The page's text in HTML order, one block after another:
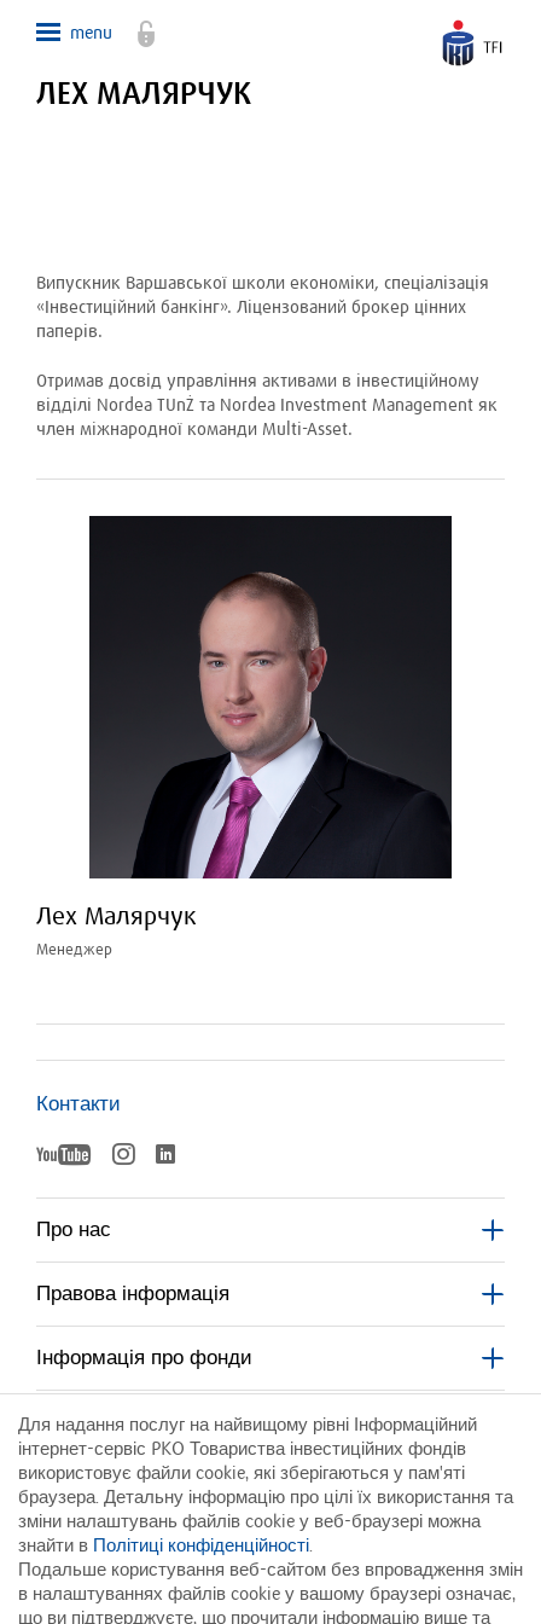
ЛЕХ МАЛЯРЧУК
Випускник Варшавської школи економіки, спеціалізація
«Інвестиційний банкінг». Ліцензований брокер цінних
паперів.
Отримав досвід управління активами в інвестиційному
відділі Nordea TUnŻ та Nordea Investment Management як
член міжнародної команди Multi-Asset.
Лех Малярчук
Менеджер
Контакти
YouTube
otworzy
się
w
nowym
oknie
Instagram
się
oknie
Про нас
Правова інформація
Інформація про фонди
Корпоративний поядок
Для контрагентів
Інфолінія:
801 323 280
Для надання послуг на найвищому рівні Інформаційний
інтернет-сервіс PKO Товариства інвестиційних фондів
використовує файли cookie, які зберігаються у пам'яті
браузера. Детальну інформацію про цілі їх використання та
зміни налаштувань файлів cookie у веб-браузері можна
знайти в Політиці конфіденційності.
Подальше користування веб-сайтом без впровадження змін
в налаштуваннях файлів cookie у вашому браузері означає,
що ви підтверджуєте, що прочитали інформацію вище та